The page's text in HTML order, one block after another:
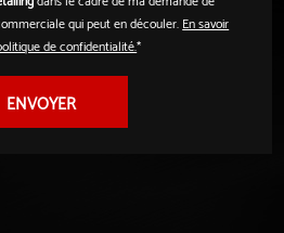
qui peut en découler.En savoir
de confidentialité.*